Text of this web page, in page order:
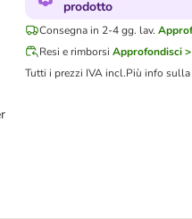
prodotto
Consegna in 2-4 gg. lav.
Resi e rimborsi Approfondisci >
Tutti i prezzi IVA incl.Più info sulla